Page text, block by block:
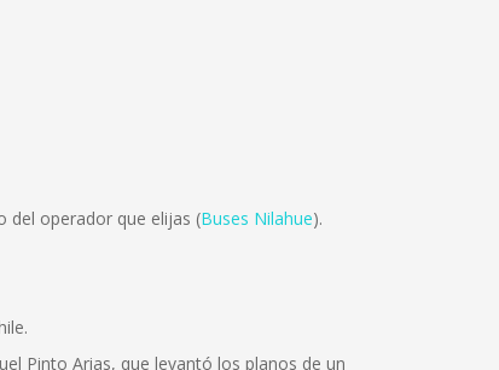
del operador que elijas (Buses Nilahue).
Pinto Arias, que levantó los planos de un